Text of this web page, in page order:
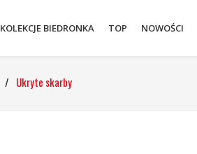
KOLEKCJE BIEDRONKA TOP NOWOŚCI
/ Ukryte skarby